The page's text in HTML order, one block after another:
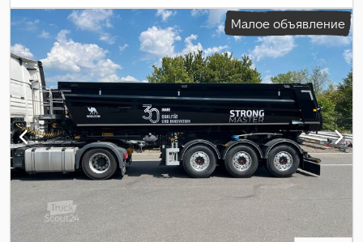
загрузки:2 346 мм, высота грузового отсека:1 400 мм, объем
грузового пространства:24 м³, общая ширина:2 550 мм, общая
высота:3 095 мм, Год выпуска:2026, Оборудование:ABS
Малое объявление